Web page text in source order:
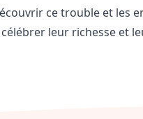
ce trouble et les
leur richesse et